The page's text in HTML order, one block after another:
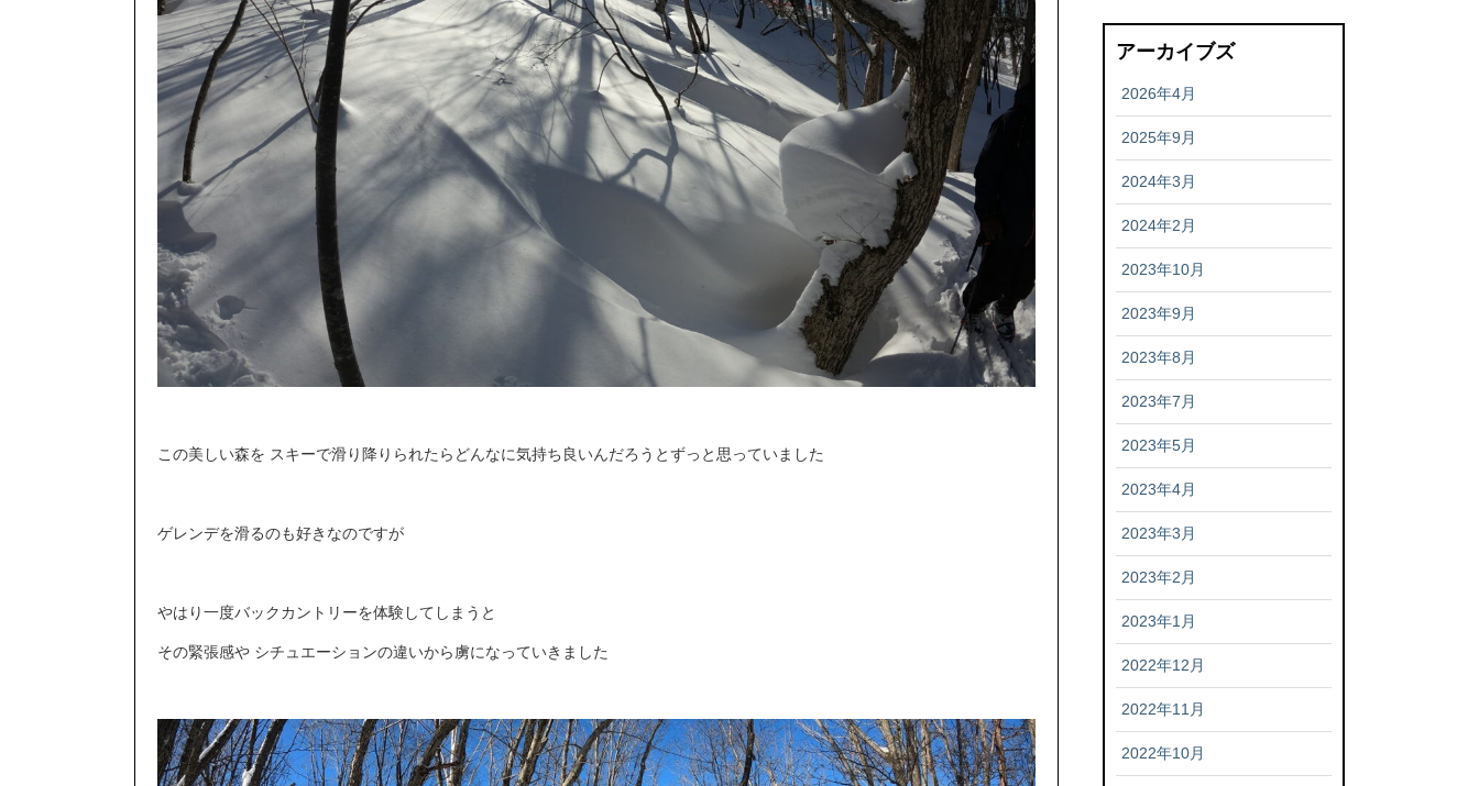
この美しい森を スキーで滑り降りられたらどんなに気持ち良いんだろうとずっと思っていました
ゲレンデを滑るのも好きなのですが
やはり一度バックカントリーを体験してしまうと
その緊張感や シチュエーションの違いから虜になっていきました
アーカイブズ
2026年4月
2025年9月
2024年3月
2024年2月
2023年10月
2023年9月
2023年8月
2023年7月
2023年5月
2023年4月
2023年3月
2023年2月
2023年1月
2022年12月
2022年11月
2022年10月